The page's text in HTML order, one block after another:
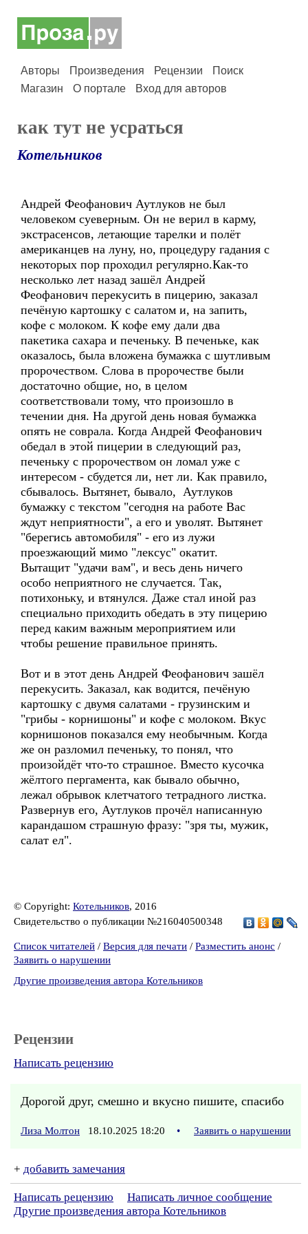
Авторы Произведения Рецензии
Поиск
Магазин
О портале Вход для авторов
как тут не усраться
Котельников
Андрей Феофанович Аутлуков не был
человеком суеверным. Он не верил в карму,
экстрасенсов, летающие тарелки и полёт
американцев на луну, но, процедуру гадания с
некоторых пор проходил регулярно.Как-то
несколько лет назад зашёл Андрей
Феофанович перекусить в пицерию, заказал
печёную картошку с салатом и, на запить,
кофе с молоком. К кофе ему дали два
пакетика сахара и печеньку. В печеньке, как
оказалось, была вложена бумажка с шутливым
пророчеством. Слова в пророчестве были
достаточно общие, но, в целом
соответствовали тому, что произошло в
течении дня. На другой день новая бумажка
опять не соврала. Когда Андрей Феофанович
обедал в этой пицерии в следующий раз,
печеньку с пророчеством он ломал уже с
интересом - сбудется ли, нет ли. Как правило,
сбывалось. Вытянет, бывало, Аутлуков
бумажку с текстом "сегодня на работе Вас
ждут неприятности", а его и уволят. Вытянет
"берегись автомобиля" - его из лужи
проезжающий мимо "лексус" окатит.
Вытащит "удачи вам", и весь день ничего
особо неприятного не случается. Так,
потихоньку, и втянулся. Даже стал иной раз
специально приходить обедать в эту пицерию
перед каким важным мероприятием или
чтобы решение правильное принять.
Вот и в этот день Андрей Феофанович зашёл
перекусить. Заказал, как водится, печёную
картошку с двумя салатами - грузинским и
"грибы - корнишоны" и кофе с молоком. Вкус
корнишонов показался ему необычным. Когда
же он разломил печеньку, то понял, что
произойдёт что-то страшное. Вместо кусочка
жёлтого пергамента, как бывало обычно,
лежал обрывок клетчатого тетрадного листка.
Развернув его, Аутлуков прочёл написанную
карандашом страшную фразу: "зря ты, мужик,
салат ел".
© Copyright: Котельников, 2016
Свидетельство о публикации №216040500348
Список читателей / Версия для печати / Разместить анонс /
Заявить о нарушении
Другие произведения автора Котельников
Рецензии
Написать рецензию
Дорогой друг, смешно и вкусно пишите, спасибо
Лиза Молтон 18.10.2025 18:20 • Заявить о нарушении
+ добавить замечания
Написать рецензию
Написать личное сообщение
Другие произведения автора Котельников